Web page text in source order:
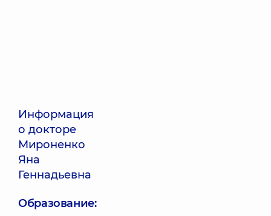
Информация
о докторе
Мироненко
Яна
Геннадьевна
Образование: